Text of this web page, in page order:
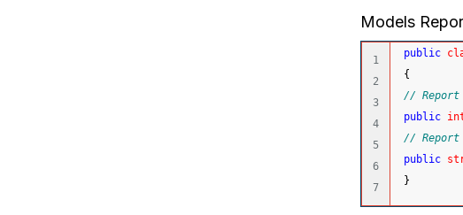
Models
1
2
3
4
5
6
public
{
// Report
public
// Report
public
}